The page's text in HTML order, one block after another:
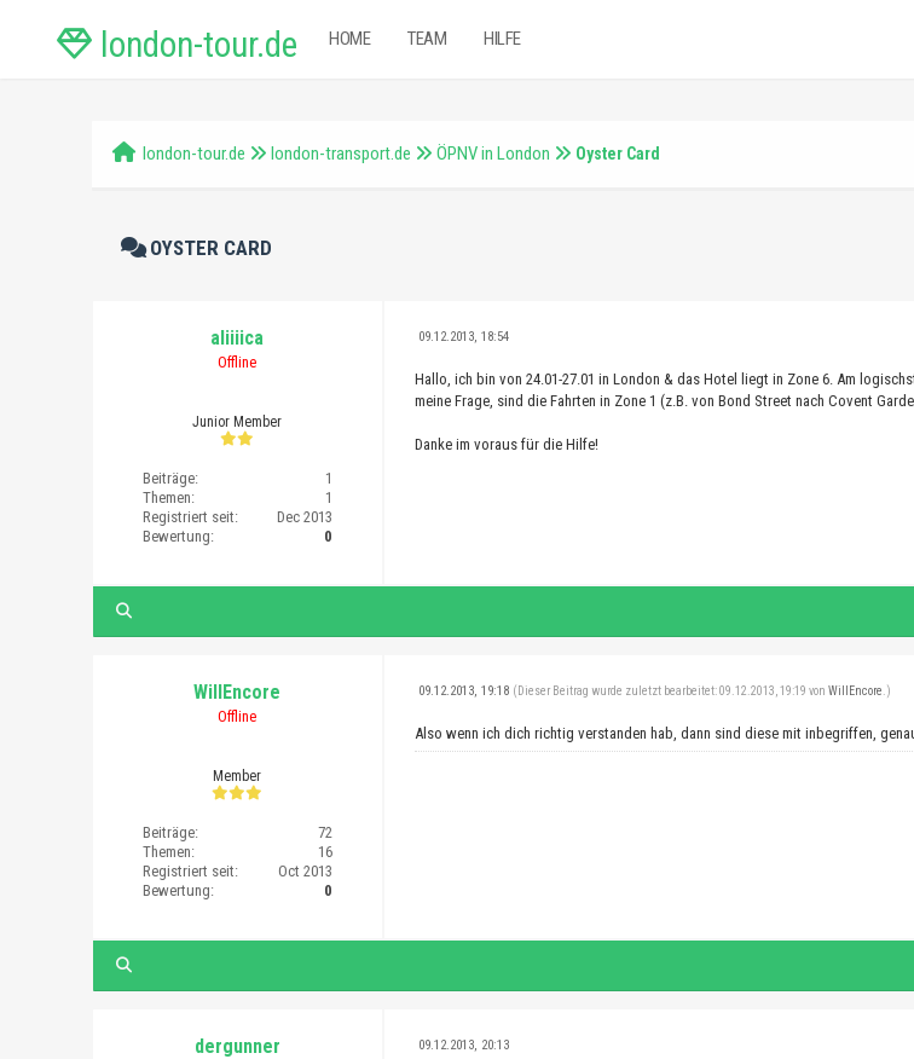
london-tour.de HOME TEAM HILFE
london-tour.de london-transport.de ÖPNV in London Oyster Card
OYSTER CARD
aliiiica
Offline
Junior Member
Beiträge:
1
Themen:
1
Registriert seit:
Dec 2013
Bewertung:
0
09.12.2013, 18:54
Hallo, ich bin von 24.01-27.01 in London & das Hotel liegt in Zone 6. Am
meine Frage, sind die Fahrten in Zone 1 (z.B. von Bond Street nach Covent
Danke im voraus für die Hilfe!
WillEncore
Offline
Member
Beiträge:
72
Themen:
16
Registriert seit:
Oct 2013
Bewertung:
0
09.12.2013, 19:18 (Dieser Beitrag wurde zuletzt bearbeitet: 09.12.2013, 19:19 vonWillEncore .)
Also wenn ich dich richtig verstanden hab, dann sind diese mit inbegriffen,
dergunner 09.12.2013, 20:13